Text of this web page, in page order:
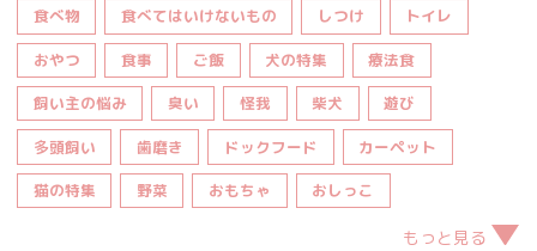
食べ物 食べてはいけないもの しつけ トイレ
おやつ 食事 ご飯 犬の特集 療法食
飼い主の悩み 臭い 怪我 柴犬 遊び
多頭飼い 歯磨き ドックフード カーペット
猫の特集 野菜 おもちゃ おしっこ
もっと見る